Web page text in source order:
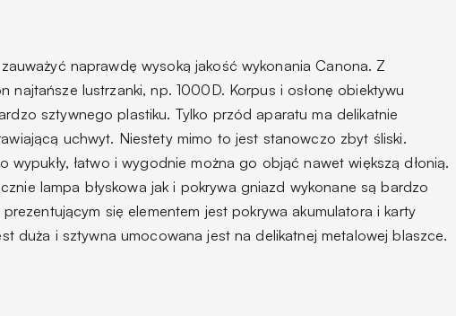
naprawdę wysoką jakość wykonania Canona. Z
najtańsze lustrzanki, np. 1000D. Korpus i osłonę obiektywu
sztywnego plastiku. Tylko przód aparatu ma delikatnie
uchwyt. Niestety mimo to jest stanowczo zbyt śliski.
wypukły, łatwo i wygodnie można go objąć nawet większą dłonią.
lampa błyskowa jak i pokrywa gniazd wykonane są bardzo
prezentującym się elementem jest pokrywa akumulatora i karty
duża i sztywna umocowana jest na delikatnej metalowej blaszce.